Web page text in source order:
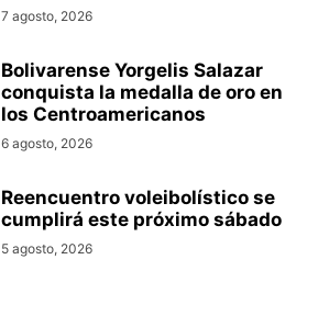
7 agosto, 2026
Bolivarense Yorgelis Salazar
conquista la medalla de oro en
los Centroamericanos
6 agosto, 2026
Reencuentro voleibolístico se
cumplirá este próximo sábado
5 agosto, 2026